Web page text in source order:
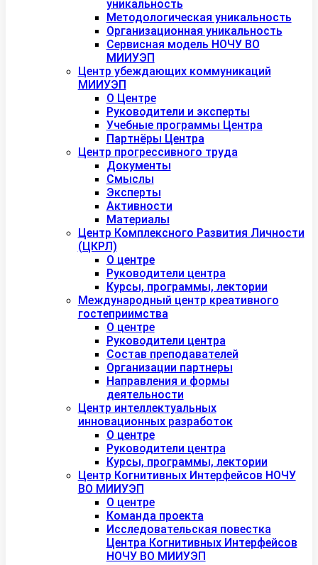
уникальность
Методологическая уникальность
Организационная уникальность
Сервисная модель НОЧУ ВО
МИИУЭП
Центр убеждающих коммуникаций
МИИУЭП
О Центре
Руководители и эксперты
Учебные программы Центра
Партнёры Центра
Центр прогрессивного труда
Документы
Смыслы
Эксперты
Активности
Материалы
Центр Комплексного Развития Личности
(ЦКРЛ)
О центре
Руководители центра
Курсы, программы, лектории
Международный центр креативного
гостеприимства
О центре
Руководители центра
Состав преподавателей
Организации партнеры
Направления и формы
деятельности
Центр интеллектуальных
инновационных разработок
О центре
Руководители центра
Курсы, программы, лектории
Центр Когнитивных Интерфейсов НОЧУ
ВО МИИУЭП
О центре
Команда проекта
Исследовательская повестка
Центра Когнитивных Интерфейсов
НОЧУ ВО МИИУЭП